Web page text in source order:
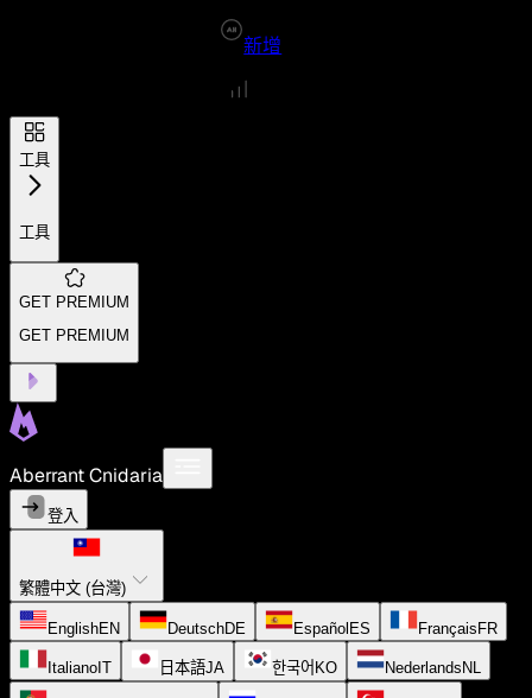
新增
工具
工具
GET PREMIUM
GET PREMIUM
Aberrant Cnidaria
登入
繁體中文 (台灣)
EnglishEN DeutschDE Español ES Français FR
Italiano IT 日本語JA 한국어 KO Nederlands NL